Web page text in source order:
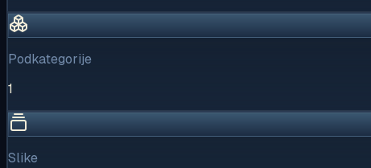
Podkategorije
1
Slike